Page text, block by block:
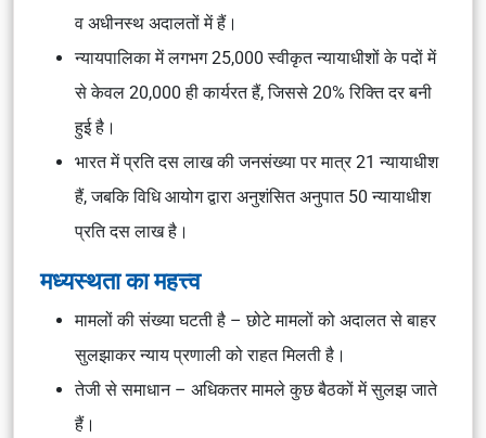
व अधीनस्थ अदालतों में हैं।
न्यायपालिका में लगभग 25,000 स्वीकृत न्यायाधीशों के पदों में
से केवल 20,000 ही कार्यरत हैं, जिससे 20% रिक्ति दर बनी
हुई है।
भारत में प्रति दस लाख की जनसंख्या पर मात्र 21 न्यायाधीश
हैं, जबकि विधि आयोग द्वारा अनुशंसित अनुपात 50 न्यायाधीश
प्रति दस लाख है।
मध्यस्थता का महत्त्व
मामलों की संख्या घटती है – छोटे मामलों को अदालत से बाहर
सुलझाकर न्याय प्रणाली को राहत मिलती है।
तेजी से समाधान – अधिकतर मामले कुछ बैठकों में सुलझ जाते
हैं।